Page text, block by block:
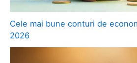
Cele mai bune conturi de
2026